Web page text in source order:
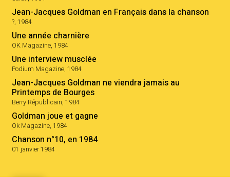
Jean-Jacques Goldman en Français dans la chanson
?, 1984
Une année charnière
OK Magazine, 1984
Une interview musclée
Podium Magazine, 1984
Jean-Jacques Goldman ne viendra jamais au
Printemps de Bourges
Berry Républicain, 1984
Goldman joue et gagne
Ok Magazine, 1984
Chanson n°10, en 1984
01 janvier 1984